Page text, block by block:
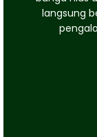
langsung